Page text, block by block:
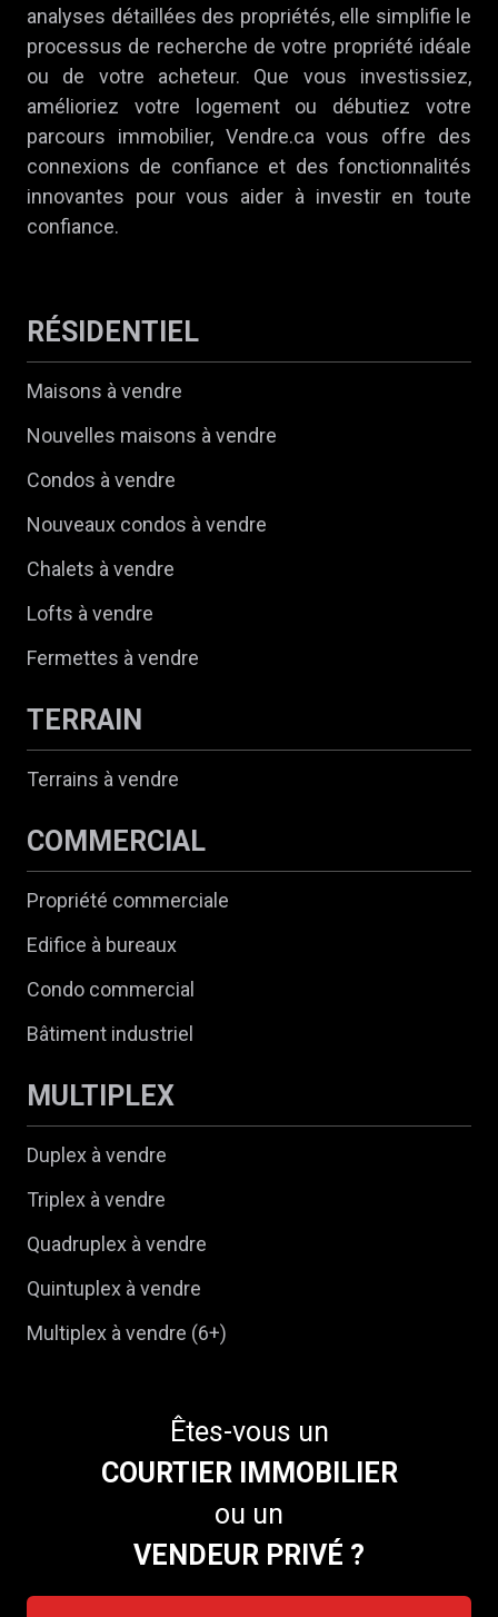
analyses détaillées des propriétés, elle simplifie le
processus de recherche de votre propriété idéale
ou de votre acheteur. Que vous investissiez,
amélioriez votre logement ou débutiez votre
parcours immobilier, Vendre.ca vous offre des
connexions de confiance et des fonctionnalités
innovantes pour vous aider à investir en toute
confiance.
RÉSIDENTIEL
Maisons à vendre
Nouvelles maisons à vendre
Condos à vendre
Nouveaux condos à vendre
Chalets à vendre
Lofts à vendre
Fermettes à vendre
TERRAIN
Terrains à vendre
COMMERCIAL
Propriété commerciale
Edifice à bureaux
Condo commercial
Bâtiment industriel
MULTIPLEX
Duplex à vendre
Triplex à vendre
Quadruplex à vendre
Quintuplex à vendre
Multiplex à vendre (6+)
Êtes-vous un
COURTIER IMMOBILIER
ou un
VENDEUR PRIVÉ ?